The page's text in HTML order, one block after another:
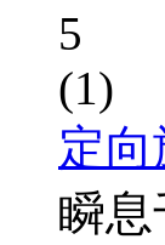
5
(1)
定
瞬息